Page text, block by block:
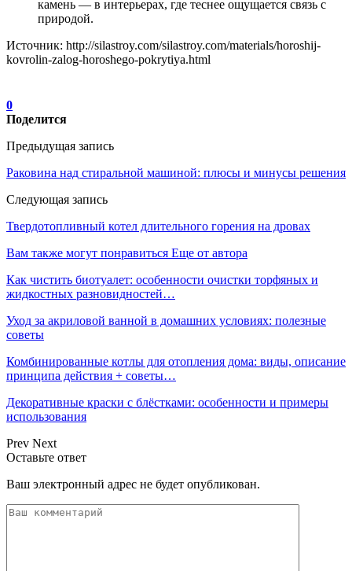
камень — в интерьерах, где теснее ощущается связь с
природой.
Источник: http://silastroy.com/silastroy.com/materials/horoshij-
kovrolin-zalog-horoshego-pokrytiya.html
0
Поделится
Предыдущая запись
Раковина над стиральной машиной: плюсы и минусы решения
Следующая запись
Твердотопливный котел длительного горения на дровах
Вам также могут понравиться Еще от автора
Как чистить биотуалет: особенности очистки торфяных и
жидкостных разновидностей…
Уход за акриловой ванной в домашних условиях: полезные
советы
Комбинированные котлы для отопления дома: виды, описание
принципа действия + советы…
Декоративные краски с блёстками: особенности и примеры
использования
Prev Next
Оставьте ответ
Ваш электронный адрес не будет опубликован.